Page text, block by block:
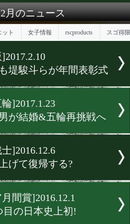
練習動画 ランキング
2月のニュース
ダイエット 女子情報
版]2017.2.10
でも堤駿斗らが年間表
五輪]2017.1.23
戦士]2016.12.6